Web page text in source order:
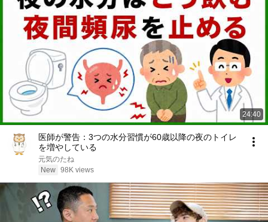
24:40
医師が警告：3つの水分習慣が60歳以降の夜のトイレ
を増やしている
元気のたね
New 98K views